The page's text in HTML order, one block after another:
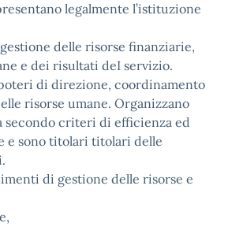
legalmente l’istituzione
delle risorse finanziarie,
e dei risultati deI servizio.
di direzione, coordinamento
risorse umane. Organizzano
secondo criteri di efficienza ed
e sono titolari titolari delle
di gestione delle risorse e